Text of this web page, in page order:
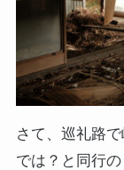
さて、巡礼路
では？と同行